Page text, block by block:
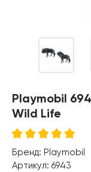
Playmobil
Wild Life
Бренд: Playmobil
Артикул: 6943